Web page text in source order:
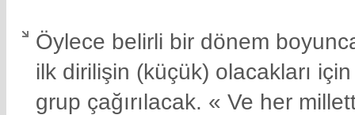
Öylece belirli bir dönem
ilk dirilişin (küçük) olacakları
grup çağırılacak. « Ve her